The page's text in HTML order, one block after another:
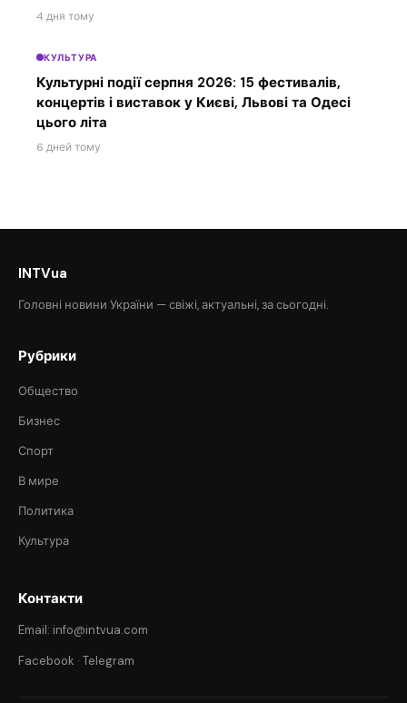
4 дня тому
КУЛЬТУРА
Культурні події серпня 2026: 15 фестивалів,
концертів і виставок у Києві, Львові та Одесі
цього літа
6 дней тому
INTVua
Головні новини України — свіжі, актуальні, за сьогодні.
Рубрики
Общество
Бизнес
Спорт
В мире
Политика
Культура
Контакти
Email: info@intvua.com
Facebook · Telegram